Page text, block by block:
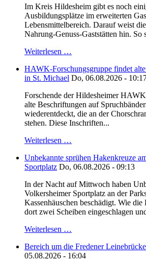
Im Kreis Hildesheim gibt es noch
Ausbildungsplätze im erweiterten
Lebensmittelbereich. Darauf weist
Nahrung-Genuss-Gaststätten hin. So
Weiterlesen …
HAWK-Forschungsgruppe findet
in St. Michael Do, 06.08.2026 -
Forschende der Hildesheimer
alte Beschriftungen auf
wiederentdeckt, die an der
stehen. Diese Inschriften...
Weiterlesen …
Unbekannte sprühen Hakenkreuze
Sportplatz Do, 06.08.2026 - 09:13
In der Nacht auf Mittwoch haben
Volkersheimer Sportplatz an der
Kassenhäuschen beschädigt. Wie
dort zwei Scheiben eingeschlagen
Weiterlesen …
Bereich um die Fredener
05.08.2026 - 16:04